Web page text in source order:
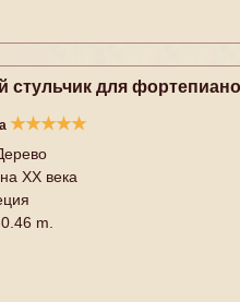
стульчик для фортепиано
★★★★★
XX векa
m.